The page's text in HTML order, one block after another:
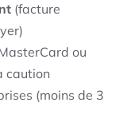
(facture
ou
caution
(moins de 3